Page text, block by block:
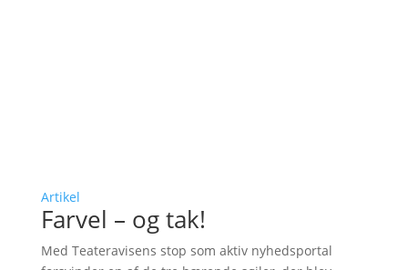
Artikel
Farvel – og tak!
Med Teateravisens stop som aktiv nyhedsportal